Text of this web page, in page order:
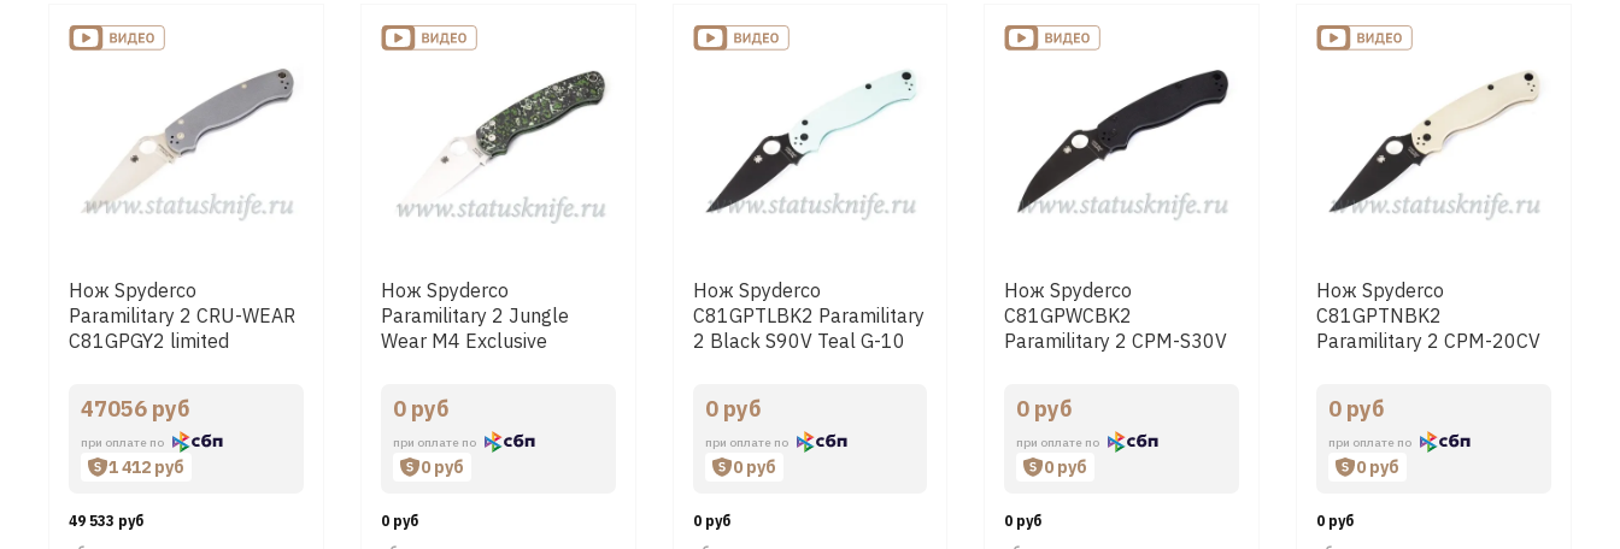
Нож Spyderco
Paramilitary 2 CRU-WEAR
C81GPGY2 limited
47056 руб
при оплате по
1 412 руб
49 533 руб
Нож Spyderco
Paramilitary 2 Jungle
Wear M4 Exclusive
0 руб
при оплате по
0 руб
0 руб
Нож Spyderco
C81GPTLBK2 Paramilitary
2 Black S90V Teal G-10
0 руб
при оплате по
0 руб
0 руб
Нож Spyderco
C81GPWCBK2
Paramilitary 2 CPM-S30V
0 руб
при оплате по
0 руб
0 руб
Нож Spyderco
C81GPTNBK2
Paramilitary 2 CPM-20CV
0 руб
при оплате по
0 руб
0 руб